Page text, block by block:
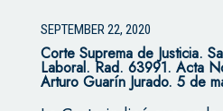
SEPTEMBER 22, 2020
Corte Suprema de Justicia.
Laboral. Rad. 63991. Acta
Arturo Guarín Jurado. 5 de